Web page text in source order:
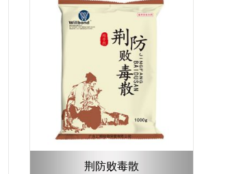
荆防败毒散